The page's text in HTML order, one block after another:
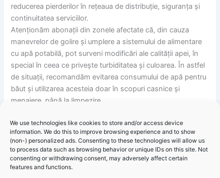
We use technologies like cookies to store and/or access device
information. We do this to improve browsing experience and to show
(non-) personalized ads. Consenting to these technologies will allow us
to process data such as browsing behavior or unique IDs on this site. Not
consenting or withdrawing consent, may adversely affect certain
features and functions.
reducerea pierderilor în rețeaua de distribuție, siguranța și
continuitatea serviciilor.
Atenționăm abonații din zonele afectate că, din cauza
manevrelor de golire și umplere a sistemului de alimentare
cu apă potabilă, pot surveni modificări ale calității apei, în
special în ceea ce privește turbiditatea și culoarea. În astfel
de situații, recomandăm evitarea consumului de apă pentru
băut și utilizarea acesteia doar în scopuri casnice și
menajere, până la limpezire.
Informare publică RAJA: Se oprește apa în mai multe zone
din Constanța și în localitățile Cumpăna, Lazu, Agigea și
Eforie Nord!